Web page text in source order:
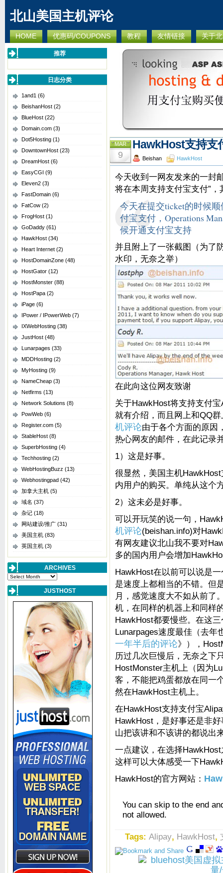
北山美国主机评论
HOME 优惠码/COUPONS 教程 友情链接 关于
推荐
日志分类
1and1 (6)
BeishanHost (2)
BlueHost (22)
Domain.com (3)
Dot5Hosting (1)
DowntownHost (23)
DreamHost (6)
EasyCGI (9)
Eleven2 (3)
FastDomain (6)
FatCow (2)
FrogHost (1)
GoDaddy (61)
HawkHost (34)
Heart Internet (2)
HostDomainZone (48)
HostGator (12)
HostMonster (88)
HostPapa (2)
iPage (6)
IPower / IPowerWeb (7)
IXWebHosting (38)
JustHost (48)
Lunarpages (33)
MDDHosting (2)
MyHosting (9)
NameCheap (3)
Netfirms (13)
Network Solutions (8)
PowWeb (6)
Register.com (5)
StableHost (8)
SuperbHosting (4)
Techhosting (2)
WebHostingBuzz (13)
Webhostingpad (42)
加拿大主机 (5)
域名 (37)
杂记 (18)
网站建设/推广 (31)
美国主机 (83)
英国主机 (3)
ARCHIVES
Archives
JUSTHOST
MAR
9
HawkHost支持
Beishan HawkHost
今天收到一网友发来的一封
将在本周支持支付宝支付”
今天在提交ticket的时候
付宝支付，Operations
候开通支付宝支持
并且附上了一张截图（为了
水印，无奈之举）
在此向这位网友致谢
关于HawkHost将支持支付
就有介绍，而且网上和QQ
机评论由于各个方面的原因
热心网友的邮件，在此记录
1）这是好事。
很显然，美国主机
内用户的购买。单纯从这个
2）这未必是好事。
可以开玩笑的说一句，
机评论(beishan.info)对
有网友建议北山我不要对
多的国内用户会增加
HawkHost在以前可以说是
是速度上都相当的不错。但
月，感觉速度大不如从前了
机，在同样的机器上和同样
HawkHost都要慢些。在这
Lunarpages速度最佳（去年
一年半后的评论》），
历过几次巨慢后，无奈之下
HostMonster主机上（因为
客，不能把鸡蛋都放在同一
然在HawkHost主机上。
在HawkHost支持支付宝
HawkHost，是好事还是非
山把该讲和不该讲的都说出
一点建议，在选择
这样可以大体感受一下
HawkHost的官方网站：
You can skip to the end
not allowed.
Tags: Alipay, HawkHost,